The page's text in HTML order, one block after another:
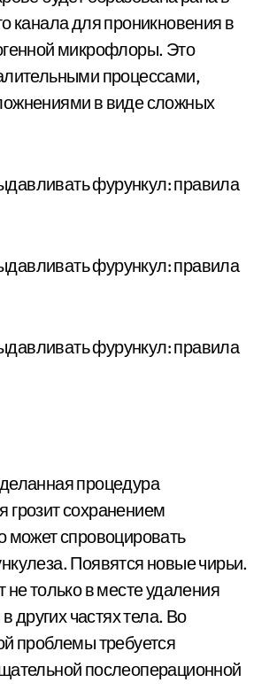
канала для проникновения в
микрофлоры. Это
процессами,
в виде сложных
процедура
грозит сохранением
может спровоцировать
Появятся новые чирьи.
не только в месте удаления
других частях тела. Во
проблемы требуется
послеоперационной